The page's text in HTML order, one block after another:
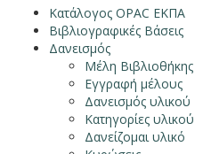
Κατάλογος OPAC ΕΚΠΑ
Βιβλιογραφικές Βάσεις
Δανεισμός
Μέλη Βιβλιοθήκης
Εγγραφή μέλους
Δανεισμός υλικού
Κατηγορίες υλικού
Δανείζομαι υλικό